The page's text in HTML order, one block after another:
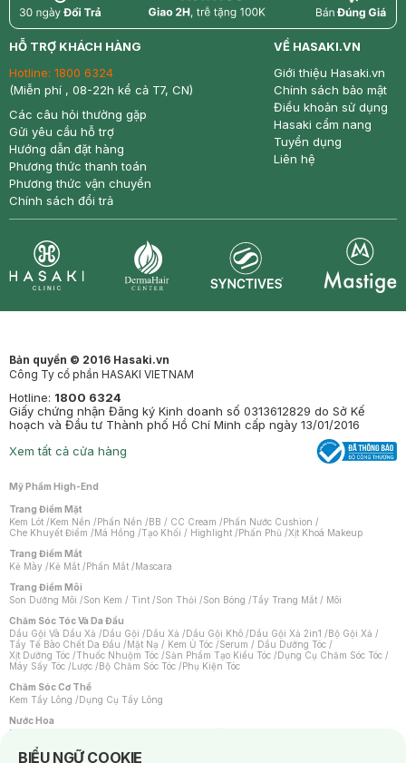
return nowfree price
HỖ TRỢ KHÁCH HÀNG
Hotline: 1800 6324
(Miễn phí , 08-22h kể cả T7, CN)
Các câu hỏi thường gặp
Gửi yêu cầu hỗ trợ
Hướng dẫn đặt hàng
Phương thức thanh toán
Phương thức vận chuyển
Chính sách đổi trả
VỀ HASAKI.VN
Giới thiệu Hasaki.vn
Chính sách bảo mật
Điều khoản sử dụng
Hasaki cẩm nang
Tuyển dụng
Liên hệ
Bản quyền © 2016 Hasaki.vn
Công Ty cổ phần HASAKI VIETNAM
Hotline: 1800 6324
Giấy chứng nhận Đăng ký Kinh doanh số 0313612829 do Sở Kế
hoạch và Đầu tư Thành phố Hồ Chí Minh cấp ngày 13/01/2016
Xem tất cả cửa hàng
Mỹ Phẩm High-End
Trang Điểm Mặt
Kem Lót /Kem Nền /Phấn Nền /BB / CC Cream /Phấn Nước Cushion /
Che Khuyết Điểm /Má Hồng /Tạo Khối / Highlight /Phấn Phủ /Xịt Khoá Makeup
Trang Điểm Mắt
Kẻ Mày /Kẻ Mắt /Phấn Mắt /Mascara
Trang Điểm Môi
Son Dưỡng Môi /Son Kem / Tint /Son Thỏi /Son Bóng /Tẩy Trang Mắt / Môi
Chăm Sóc Tóc Và Da Đầu
Dầu Gội Và Dầu Xả /Dầu Gội /Dầu Xả /Dầu Gội Khô /Dầu Gội Xả 2in1 /Bộ Gội Xả /
Tẩy Tế Bào Chết Da Đầu /Mặt Nạ / Kem Ủ Tóc /Serum / Dầu Dưỡng Tóc /
Xịt Dưỡng Tóc /Thuốc Nhuộm Tóc /Sản Phẩm Tạo Kiểu Tóc /Dụng Cụ Chăm Sóc Tóc /
Máy Sấy Tóc /Lược /Bộ Chăm Sóc Tóc /Phụ Kiện Tóc
Chăm Sóc Cơ Thể
Kem Tẩy Lông /Dụng Cụ Tẩy Lông
Nước Hoa
Nước Hoa Nữ
BIỂU NGỮ COOKIE
Notice about cookies usage